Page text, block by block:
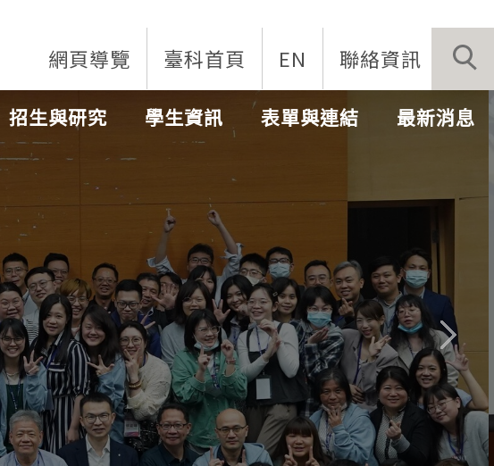
網頁導覽 臺科首頁 EN 聯絡資訊
招生與研究 學生資訊 表單與連結 最新消息